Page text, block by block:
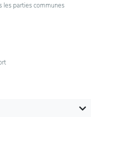
les parties communes